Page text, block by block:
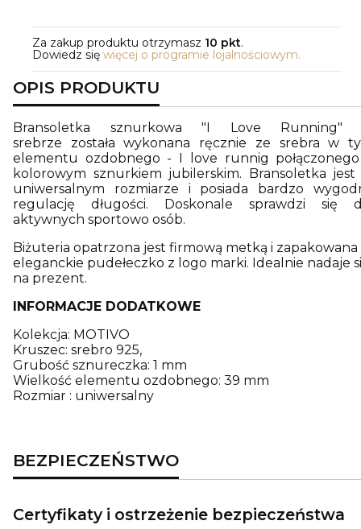
Za zakup produktu otrzymasz 10 pkt.
Dowiedz się więcej o programie lojalnościowym.
OPIS PRODUKTU
Bransoletka sznurkowa "I Love Running"
srebrze została wykonana ręcznie ze srebra w
elementu ozdobnego - I love runnig
kolorowym sznurkiem jubilerskim. Bransoletka
uniwersalnym rozmiarze i posiada bardzo
regulację długości. Doskonale sprawdzi się
aktywnych sportowo osób.
Biżuteria opatrzona jest firmową metką i zapakowana
eleganckie pudełeczko z logo marki. Idealnie nadaje
na prezent.
INFORMACJE DODATKOWE
Kolekcja: MOTIVO
Kruszec: srebro 925,
Grubość sznureczka: 1 mm
Wielkość elementu ozdobnego: 39 mm
Rozmiar : uniwersalny
BEZPIECZEŃSTWO
Certyfikaty i ostrzeżenie bezpieczeństwa